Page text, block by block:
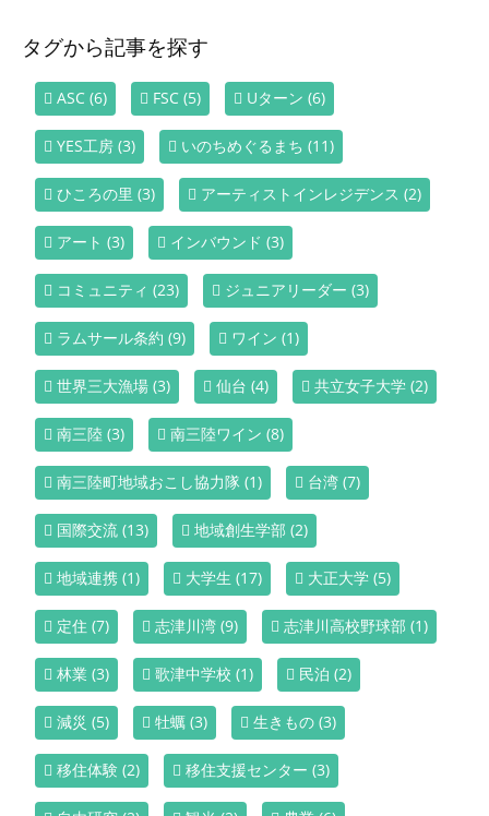
タグから記事を探す
ASC (6) FSC (5) Uターン (6)
YES工房 (3) いのちめぐるまち (11)
ひころの里 (3) アーティストインレジデンス (2)
アート (3) インバウンド (3)
コミュニティ (23) ジュニアリーダー (3)
ラムサール条約 (9) ワイン (1)
世界三大漁場 (3) 仙台 (4) 共立女子大学 (2)
南三陸 (3) 南三陸ワイン (8)
南三陸町地域おこし協力隊 (1) 台湾 (7)
国際交流 (13) 地域創生学部 (2)
地域連携 (1) 大学生 (17) 大正大学 (5)
定住 (7) 志津川湾 (9) 志津川高校野球部 (1)
林業 (3) 歌津中学校 (1) 民泊 (2)
減災 (5) 牡蠣 (3) 生きもの (3)
移住体験 (2) 移住支援センター (3)